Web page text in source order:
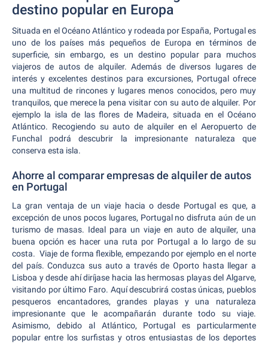
destino popular en Europa
Situada en el Océano Atlántico y rodeada por España, Portugal es
uno de los países más pequeños de Europa en términos de
superficie, sin embargo, es un destino popular para muchos
viajeros de autos de alquiler. Además de diversos lugares de
interés y excelentes destinos para excursiones, Portugal ofrece
una multitud de rincones y lugares menos conocidos, pero muy
tranquilos, que merece la pena visitar con su auto de alquiler. Por
ejemplo la isla de las flores de Madeira, situada en el Océano
Atlántico. Recogiendo su auto de alquiler en el Aeropuerto de
Funchal podrá descubrir la impresionante naturaleza que
conserva esta isla.
Ahorre al comparar empresas de alquiler de autos
en Portugal
La gran ventaja de un viaje hacia o desde Portugal es que, a
excepción de unos pocos lugares, Portugal no disfruta aún de un
turismo de masas. Ideal para un viaje en auto de alquiler, una
buena opción es hacer una ruta por Portugal a lo largo de su
costa. Viaje de forma flexible, empezando por ejemplo en el norte
del país. Conduzca sus auto a través de Oporto hasta llegar a
Lisboa y desde ahí diríjase hacia las hermosas playas del Algarve,
visitando por último Faro. Aquí descubrirá costas únicas, pueblos
pesqueros encantadores, grandes playas y una naturaleza
impresionante que le acompañarán durante todo su viaje.
Asimismo, debido al Atlántico, Portugal es particularmente
popular entre los surfistas y otros entusiastas de los deportes